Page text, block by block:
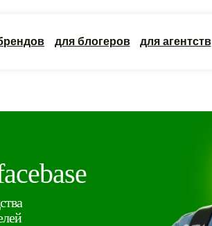
для блогеров для агентств